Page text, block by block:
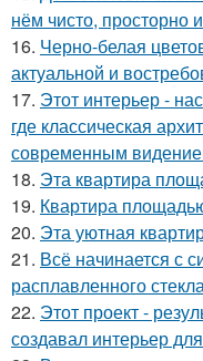
нём чисто, просторно
16. Черно-белая
актуальной и
17. Этот интерьер -
где классическая
современным
18. Эта квартира
19. Квартира
20. Эта уютная
21. Всё начинается с
расплавленного
22. Этот проект -
создавал интерьер